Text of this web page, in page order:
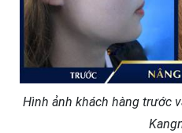
Hình ảnh khách hàng trước